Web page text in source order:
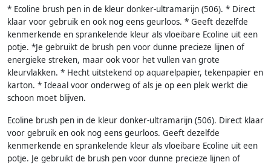
* Ecoline brush pen in de kleur donker-ultramarijn (506). * Direct
klaar voor gebruik en ook nog eens geurloos. * Geeft dezelfde
kenmerkende en sprankelende kleur als vloeibare Ecoline uit een
potje. *Je gebruikt de brush pen voor dunne precieze lijnen of
energieke streken, maar ook voor het vullen van grote
kleurvlakken. * Hecht uitstekend op aquarelpapier, tekenpapier en
karton. * Ideaal voor onderweg of als je op een plek werkt die
schoon moet blijven.
Ecoline brush pen in de kleur donker-ultramarijn (506). Direct klaar
voor gebruik en ook nog eens geurloos. Geeft dezelfde
kenmerkende en sprankelende kleur als vloeibare Ecoline uit een
potje. Je gebruikt de brush pen voor dunne precieze lijnen of